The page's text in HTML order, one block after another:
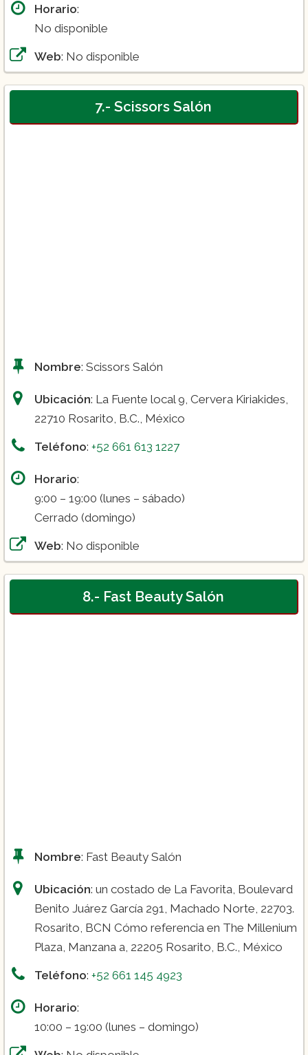
Horario:
No disponible
Web: No disponible
7.- Scissors Salón
Nombre: Scissors Salón
Ubicación: La Fuente local 9, Cervera Kiriakides,
22710 Rosarito, B.C., México
Teléfono: +52 661 613 1227
Horario:
9:00 – 19:00 (lunes – sábado)
Cerrado (domingo)
Web: No disponible
8.- Fast Beauty Salón
Nombre: Fast Beauty Salón
Ubicación: un costado de La Favorita, Boulevard
Benito Juárez García 291, Machado Norte, 22703.
Rosarito, BCN Cómo referencia en The Millenium
Plaza, Manzana a, 22205 Rosarito, B.C., México
Teléfono: +52 661 145 4923
Horario:
10:00 – 19:00 (lunes – domingo)